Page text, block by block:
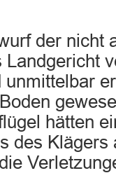
der nicht
Landgericht
hätten
des Klägers